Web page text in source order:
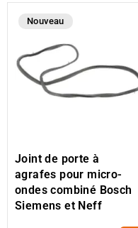
Nouveau
Joint de porte à
agrafes pour micro-
ondes combiné Bosch
Siemens et Neff